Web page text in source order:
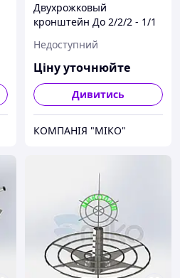
Двухрожковый
кронштейн До 2/2/2 - 1/1
Недоступний
Ціну уточнюйте
Дивитись
КОМПАНІЯ "МІКО"